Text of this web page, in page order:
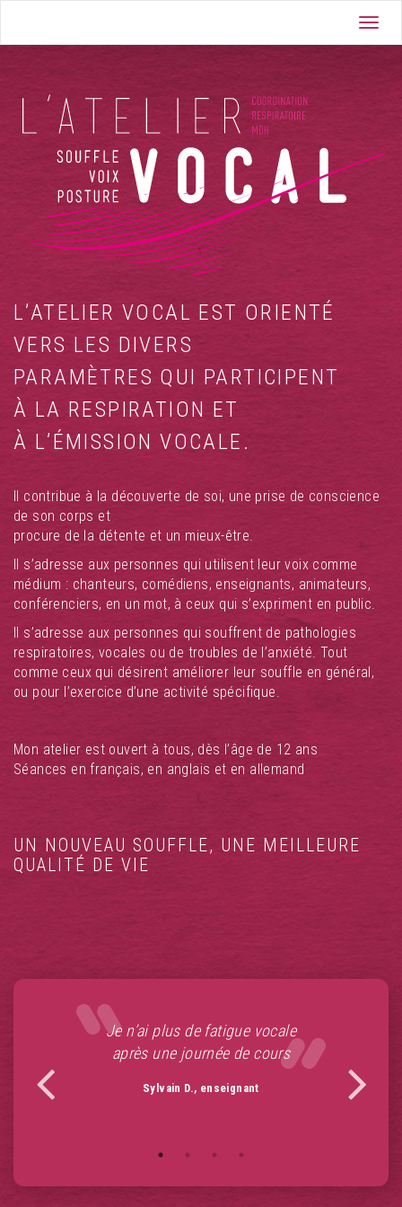
content
L’ATELIER VOCAL EST ORIENTÉ
VERS LES DIVERS
PARAMÈTRES QUI PARTICIPENT
À LA RESPIRATION ET
À L’ÉMISSION VOCALE.
Il contribue à la découverte de soi, une prise de conscience
de son corps et
procure de la détente et un mieux-être.
Il s’adresse aux personnes qui utilisent leur voix comme
médium : chanteurs, comédiens, enseignants, animateurs,
conférenciers, en un mot, à ceux qui s’expriment en public.
Il s’adresse aux personnes qui souffrent de pathologies
respiratoires, vocales ou de troubles de l’anxiété. Tout
comme ceux qui désirent améliorer leur souffle en général,
ou pour l’exercice d’une activité spécifique.
Mon atelier est ouvert à tous, dès l’âge de 12 ans
Séances en français, en anglais et en allemand
UN NOUVEAU SOUFFLE, UNE MEILLEURE
QUALITÉ DE VIE
Je n’ai plus de fatigue vocale
après une journée de cours
Sylvain D., enseignant